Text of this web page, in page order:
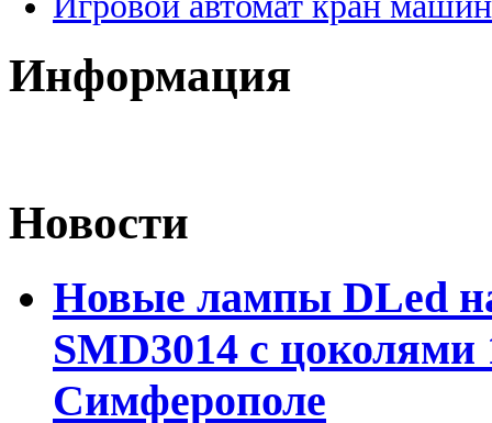
Информация
Новости
Новые лампы DLed
SMD3014 с цоколями
Симферополе